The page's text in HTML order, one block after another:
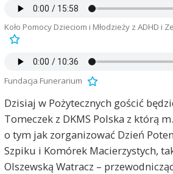
Koło Pomocy Dzieciom i Młodzieży z ADHD i
Fundacja Funerarium
Dzisiaj w Pożytecznych gościć
Tomeczek z DKMS Polska z którą
o tym jak zorganizować Dzień
Szpiku i Komórek Macierzystych,
Olszewską Watracz –